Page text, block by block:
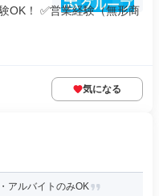
OK！ ✅営業経験（無形商
気になる
アルバイトのみOK